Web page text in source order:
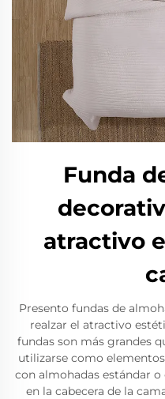
Funda
atractivo
Presento fundas de
realzar el atractivo
fundas son más grandes
utilizarse como
con almohadas estándar
en la cabecera de la